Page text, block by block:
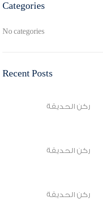
Categories
No categories
Recent Posts
ركن الحديقة
ركن الحديقة
ركن الحديقة